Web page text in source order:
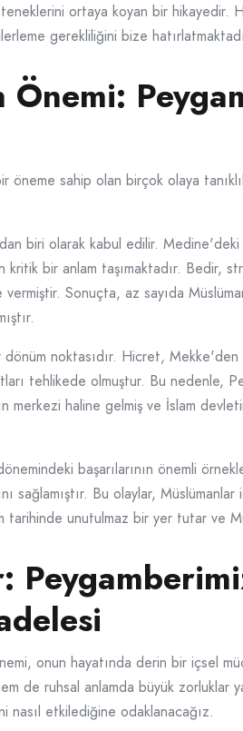
ortaya koyan bir hikayedir.
gerekliliğini bize
Önemi:
öneme sahip olan birçok olaya
biri olarak kabul edilir.
kritik bir anlam taşımaktadır. Bedir,
Sonuçta, az sayıda
noktasıdır. Hicret,
tehlikede olmuştur. Bu
merkezi haline gelmiş ve İslam
başarılarının önemli
sağlamıştır. Bu olaylar,
unutulmaz bir yer tutar ve
onun hayatında derin bir içsel
de ruhsal anlamda büyük zorluklar
nasıl etkilediğine odaklanacağız.